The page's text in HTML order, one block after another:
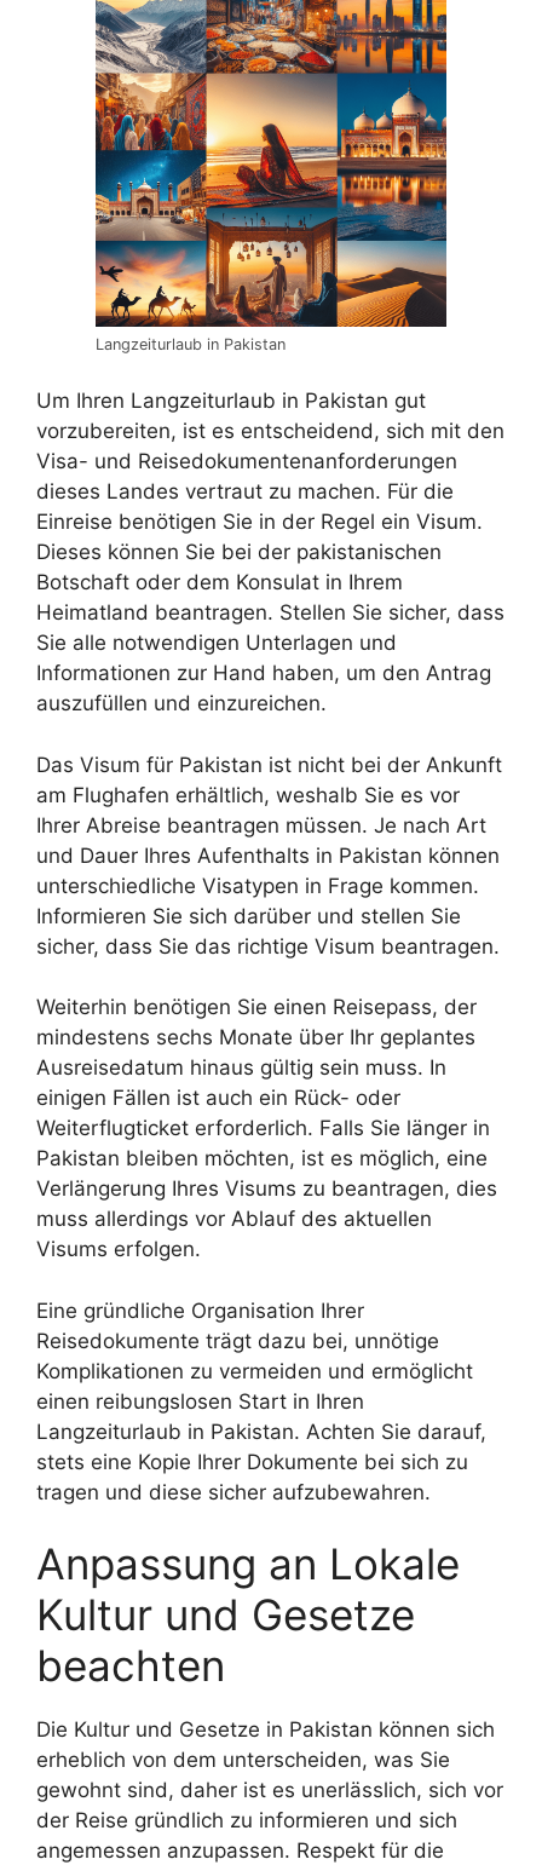
Langzeiturlaub in Pakistan
Um Ihren Langzeiturlaub in Pakistan gut
vorzubereiten, ist es entscheidend, sich mit den
Visa- und Reisedokumentenanforderungen
dieses Landes vertraut zu machen. Für die
Einreise benötigen Sie in der Regel ein Visum.
Dieses können Sie bei der pakistanischen
Botschaft oder dem Konsulat in Ihrem
Heimatland beantragen. Stellen Sie sicher, dass
Sie alle notwendigen Unterlagen und
Informationen zur Hand haben, um den Antrag
auszufüllen und einzureichen.
Das Visum für Pakistan ist nicht bei der Ankunft
am Flughafen erhältlich, weshalb Sie es vor
Ihrer Abreise beantragen müssen. Je nach Art
und Dauer Ihres Aufenthalts in Pakistan können
unterschiedliche Visatypen in Frage kommen.
Informieren Sie sich darüber und stellen Sie
sicher, dass Sie das richtige Visum beantragen.
Weiterhin benötigen Sie einen Reisepass, der
mindestens sechs Monate über Ihr geplantes
Ausreisedatum hinaus gültig sein muss. In
einigen Fällen ist auch ein Rück- oder
Weiterflugticket erforderlich. Falls Sie länger in
Pakistan bleiben möchten, ist es möglich, eine
Verlängerung Ihres Visums zu beantragen, dies
muss allerdings vor Ablauf des aktuellen
Visums erfolgen.
Eine gründliche Organisation Ihrer
Reisedokumente trägt dazu bei, unnötige
Komplikationen zu vermeiden und ermöglicht
einen reibungslosen Start in Ihren
Langzeiturlaub in Pakistan. Achten Sie darauf,
stets eine Kopie Ihrer Dokumente bei sich zu
tragen und diese sicher aufzubewahren.
Anpassung an Lokale
Kultur und Gesetze
beachten
Die Kultur und Gesetze in Pakistan können sich
erheblich von dem unterscheiden, was Sie
gewohnt sind, daher ist es unerlässlich, sich vor
der Reise gründlich zu informieren und sich
angemessen anzupassen. Respekt für die